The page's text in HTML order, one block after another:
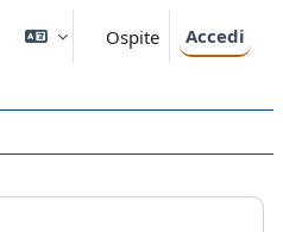
Ospite Accedi